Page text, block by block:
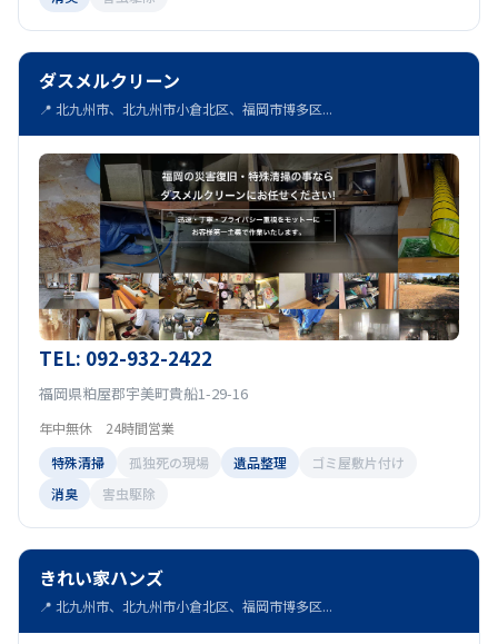
ダスメルクリーン
📍 北九州市、北九州市小倉北区、福岡市博多区...
TEL: 092-932-2422
福岡県粕屋郡宇美町貴船1-29-16
年中無休 24時間営業
特殊清掃
孤独死の現場 遺品整理
ゴミ屋敷片付け
消臭
害虫駆除
きれい家ハンズ
📍 北九州市、北九州市小倉北区、福岡市博多区...